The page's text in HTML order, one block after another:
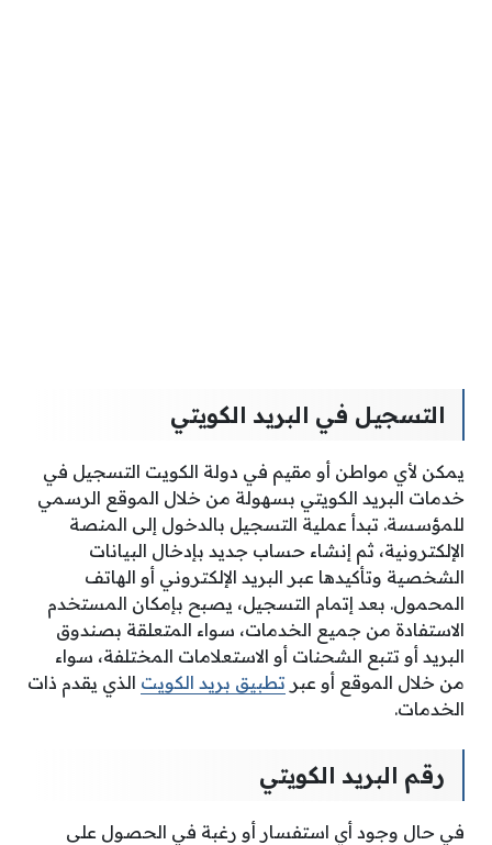
التسجيل في البريد الكويتي
يمكن لأي مواطن أو مقيم في دولة الكويت التسجيل في
خدمات البريد الكويتي بسهولة من خلال الموقع الرسمي
للمؤسسة. تبدأ عملية التسجيل بالدخول إلى المنصة
الإلكترونية، ثم إنشاء حساب جديد بإدخال البيانات
الشخصية وتأكيدها عبر البريد الإلكتروني أو الهاتف
المحمول. بعد إتمام التسجيل، يصبح بإمكان المستخدم
الاستفادة من جميع الخدمات، سواء المتعلقة بصندوق
البريد أو تتبع الشحنات أو الاستعلامات المختلفة، سواء
من خلال الموقع أو عبر تطبيق بريد الكويت الذي يقدم ذات
الخدمات.
رقم البريد الكويتي
في حال وجود أي استفسار أو رغبة في الحصول على